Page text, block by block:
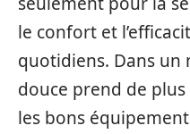
le confort et
quotidiens. Dans
douce prend de plus
les bons